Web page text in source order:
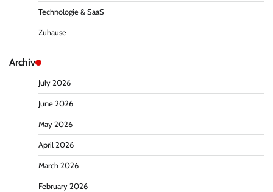
Technologie & SaaS
Zuhause
Archiv
July 2026
June 2026
May 2026
April 2026
March 2026
February 2026